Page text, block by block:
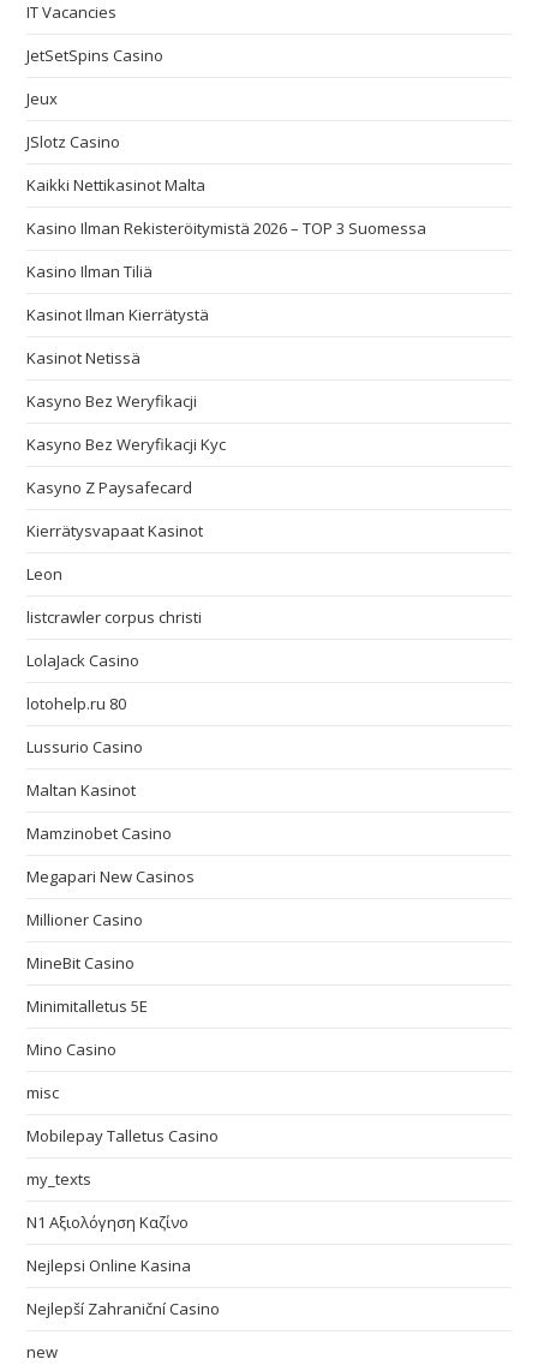
IT Vacancies
JetSetSpins Casino
Jeux
JSlotz Casino
Kaikki Nettikasinot Malta
Kasino Ilman Rekisteröitymistä 2026 – TOP 3 Suomessa
Kasino Ilman Tiliä
Kasinot Ilman Kierrätystä
Kasinot Netissä
Kasyno Bez Weryfikacji
Kasyno Bez Weryfikacji Kyc
Kasyno Z Paysafecard
Kierrätysvapaat Kasinot
Leon
listcrawler corpus christi
LolaJack Casino
lotohelp.ru 80
Lussurio Casino
Maltan Kasinot
Mamzinobet Casino
Megapari New Casinos
Millioner Casino
MineBit Casino
Minimitalletus 5E
Mino Casino
misc
Mobilepay Talletus Casino
my_texts
N1 Αξιολόγηση Καζίνο
Nejlepsi Online Kasina
Nejlepší Zahraniční Casino
new